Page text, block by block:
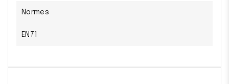
Normes
EN71